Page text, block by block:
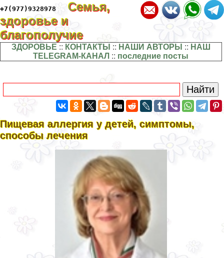
+7(977)9328978
Семья,
здоровье и
благополучие
ЗДОРОВЬЕ :: КОНТАКТЫ :: НАШИ АВТОРЫ :: НАШ
TELEGRAM-КАНАЛ :: последние посты
Пищевая аллергия у детей, симптомы,
способы лечения